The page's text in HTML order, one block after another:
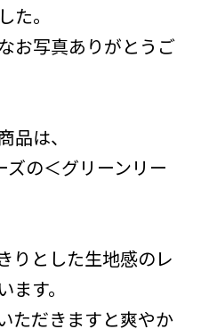
た。
お写真ありがとうご
品は、
ズの＜グリーンリー
りとした生地感のレ
す。
ただきますと爽やか